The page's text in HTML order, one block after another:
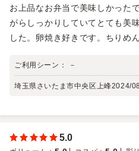
お上品なお弁当で美味しかった
がらしっかりしていてとても美
した。卵焼き好きです。ちりめ
ご利用シーン： －
埼玉県さいたま市中央区上峰2024/
5.0